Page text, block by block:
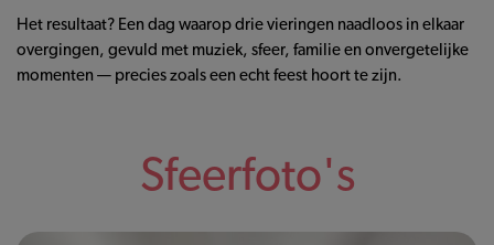
Het resultaat? Een dag waarop drie vieringen naadloos in elkaar
overgingen, gevuld met muziek, sfeer, familie en onvergetelijke
momenten — precies zoals een echt feest hoort te zijn.
Sfeerfoto's